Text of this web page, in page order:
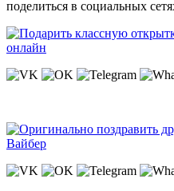
поделиться в социальных